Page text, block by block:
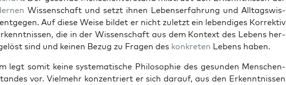
Wis­senschaft und set­zt ihnen Lebenser­fahrung und All­t­agswis­
Auf diese Weise bildet er nicht zulet­zt ein lebendi­ges Kor­rek­tiv
die in der Wis­senschaft aus dem Kon­text des Lebens her­
sind und keinen Bezug zu Fra­gen des konkreten Lebens haben.
legt somit keine sys­tem­a­tis­che Philoso­phie des gesun­den Men­schen­
vor. Vielmehr konzen­tri­ert er sich darauf, aus den Erken­nt­nis­sen